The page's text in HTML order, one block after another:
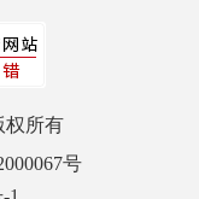
权所有
号